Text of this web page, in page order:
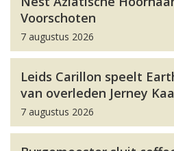
Voorschoten
7 augustus 2026
Leids Carillon speelt
van overleden Jerney
7 augustus 2026